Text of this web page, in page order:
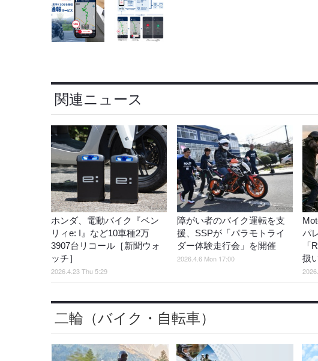
関連ニュース
ホンダ、電動バイク『ベン
リィe: I』など10車種2万
3907台リコール［新聞ウォ
ッチ］
2026.4.23 Thu 5:29
障がい者のバイク運転を支
援、SSPが「パラモトライ
ダー体験走行会」を開催
2026.4.6 Mon 17:00
パ
「
扱
二輪（バイク・自転車）